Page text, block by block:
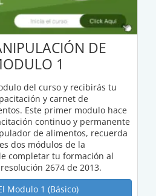
DE
1
del curso y recibirás tu
y carnet de
Este primer modulo hace
continuo y permanente
de alimentos, recuerda
dos módulos de la
completar tu formación al
2674 de 2013.
Modulo 1 (Básico)